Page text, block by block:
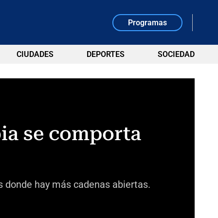
Programas
CIUDADES DEPORTES SOCIEDAD
se comporta
hay más cadenas abiertas.